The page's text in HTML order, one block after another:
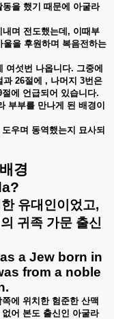
동을 했기 때문에 아굴라
내며 전도했는데 , 이때부
울을 후원하며 복음전하는
여섯번 나옵니다. 그중에
과 26절에 , 나머지 3번은
절에 언급되어 있습니다.
부부를 만나게 된 배경이
도우며 동역했는지 묘사되
배경
유대인이었고,
귀족 가문 출신
a Jew born in
from a noble
에 위치한 험준한 산맥
없어 본도 출신인 아굴라